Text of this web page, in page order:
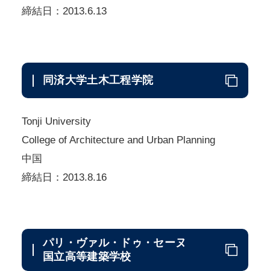
締結日：2013.6.13
同済大学土木工程学院
Tonji University
College of Architecture and Urban Planning
中国
締結日：2013.8.16
パリ・ヴァル・ドゥ・セーヌ
国立高等建築学校